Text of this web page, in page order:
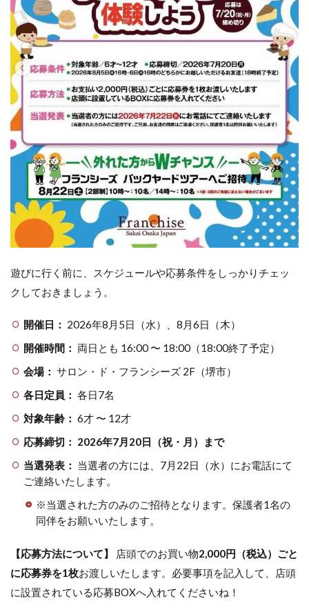
遊びに行く前に、スケジュールや応募条件をしっかりチェッ
クしておきましょう。
開催日： 2026年8月5日（水）、8月6日（木）
開催時間： 両日とも 16:00 〜 18:00（18:00終了予定）
会場： サロン・ド・フランシーズ 2F（堺市）
各日定員： 各日7名
対象年齢： 6才 〜 12才
応募締切： 2026年7月20日（祝・月）まで
当選発表： 当選者の方には、7月22日（水）にお電話にて
ご連絡いたします。
※当選された方のみのご招待となります。保護者1名の
同伴をお願いいたします。
【応募方法について】 店頭でのお買い物2,000円（税込）ごと
に応募券を1枚お渡しいたします。必要事項を記入して、店頭
に設置されている応募BOXへ入れてくださいね！